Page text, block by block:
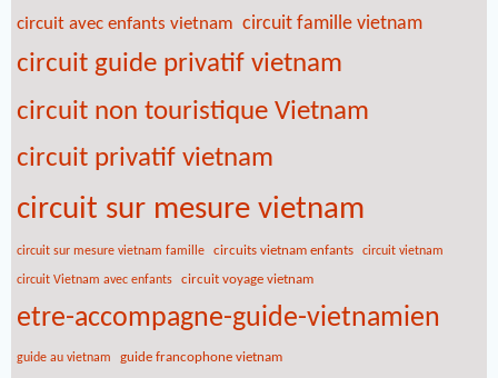
circuit avec enfants vietnam circuit famille vietnam
circuit guide privatif vietnam
circuit non touristique Vietnam
circuit privatif vietnam
circuit sur mesure vietnam
circuit sur mesure vietnam famille circuits vietnam enfants circuit vietnam
circuit Vietnam avec enfants circuit voyage vietnam
etre-accompagne-guide-vietnamien
guide au vietnam guide francophone vietnam